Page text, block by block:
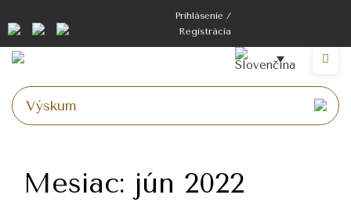
obsah
Prihlásenie /
Registrácia
Mesiac: jún 2022